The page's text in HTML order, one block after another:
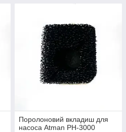
Поролоновий вкладиш для
насоса Atman PH-3000